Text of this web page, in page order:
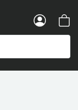
für